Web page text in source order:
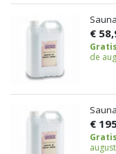
€
de
€